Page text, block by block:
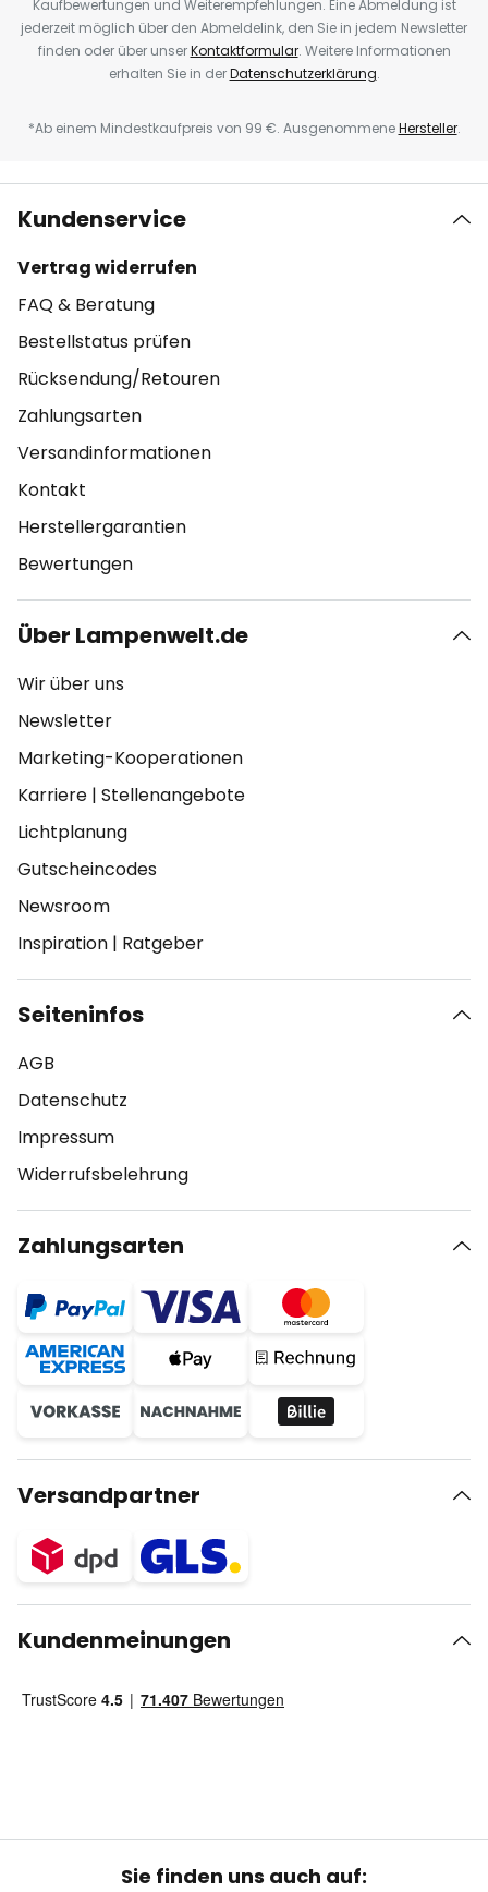
Kaufbewertungen und Weiterempfehlungen. Eine Abmeldung ist
jederzeit möglich über den Abmeldelink, den Sie in jedem Newsletter
finden oder über unserKontaktformular. Weitere Informationen
erhalten Sie in derDatenschutzerklärung.
*Ab einem Mindestkaufpreis von 99 €. AusgenommeneHersteller.
Kundenservice
Vertrag widerrufen
FAQ & Beratung
Bestellstatus prüfen
Rücksendung/Retouren
Zahlungsarten
Versandinformationen
Kontakt
Herstellergarantien
Bewertungen
Über Lampenwelt.de
Wir über uns
Newsletter
Marketing-Kooperationen
Karriere | Stellenangebote
Lichtplanung
Gutscheincodes
Newsroom
Inspiration | Ratgeber
Seiteninfos
AGB
Datenschutz
Impressum
Widerrufsbelehrung
Zahlungsarten
Versandpartner
Kundenmeinungen
Sie finden uns auch auf: